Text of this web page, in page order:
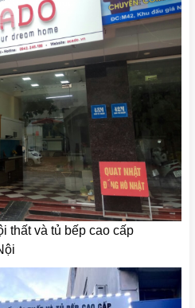
thất và tủ bếp cao cấp